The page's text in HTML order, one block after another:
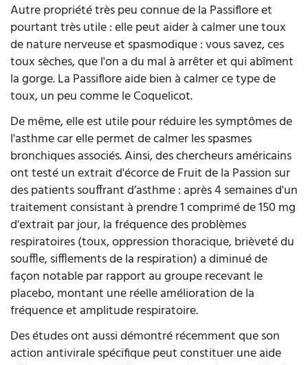
Autre propriété très peu connue de la Passiflore et
pourtant très utile : elle peut aider à calmer une toux
de nature nerveuse et spasmodique : vous savez, ces
toux sèches, que l'on a du mal à arrêter et qui abîment
la gorge. La Passiflore aide bien à calmer ce type de
toux, un peu comme le Coquelicot.
De même, elle est utile pour réduire les symptômes de
l'asthme car elle permet de calmer les spasmes
bronchiques associés. Ainsi, des chercheurs américains
ont testé un extrait d'écorce de Fruit de la Passion sur
des patients souffrant d’asthme : après 4 semaines d'un
traitement consistant à prendre 1 comprimé de 150 mg
d'extrait par jour, la fréquence des problèmes
respiratoires (toux, oppression thoracique, brièveté du
souffle, sifflements de la respiration) a diminué de
façon notable par rapport au groupe recevant le
placebo, montant une réelle amélioration de la
fréquence et amplitude respiratoire.
Des études ont aussi démontré récemment que son
action antivirale spécifique peut constituer une aide